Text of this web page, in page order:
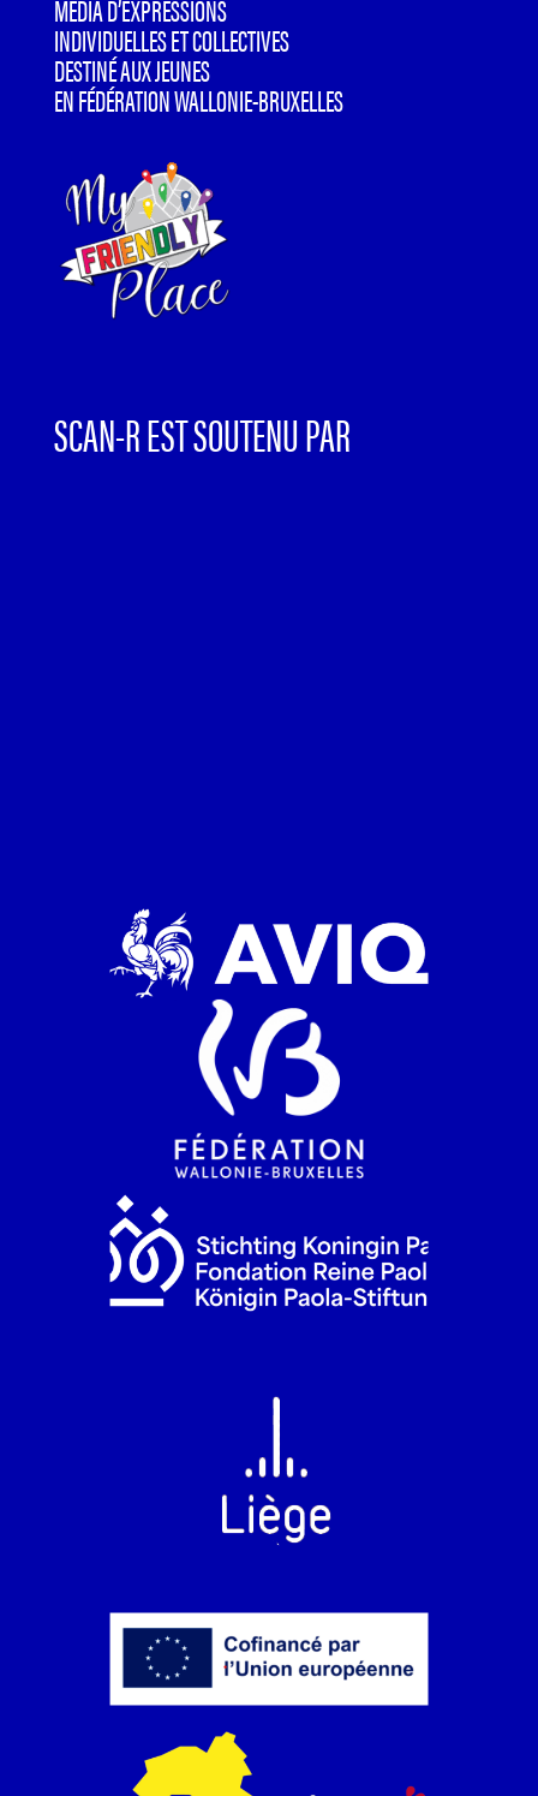
MÉDIA D’EXPRESSIONS
INDIVIDUELLES ET COLLECTIVES
DESTINÉ AUX JEUNES
EN FÉDÉRATION WALLONIE-BRUXELLES
SCAN-R EST SOUTENU PAR